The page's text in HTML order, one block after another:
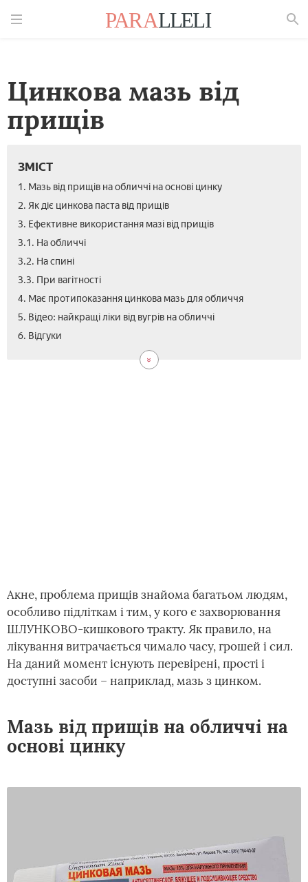
Цинкова мазь від
прищів
ЗМІСТ
1. Мазь від прищів на обличчі на основі цинку
2. Як діє цинкова паста від прищів
3. Ефективне використання мазі від прищів
3.1. На обличчі
3.2. На спині
3.3. При вагітності
4. Має протипоказання цинкова мазь для обличчя
5. Відео: найкращі ліки від вугрів на обличчі
6. Відгуки
Акне, проблема прищів знайома багатьом людям,
особливо підліткам і тим, у кого є захворювання
ШЛУНКОВО-кишкового тракту. Як правило, на
лікування витрачається чимало часу, грошей і сил.
На даний момент існують перевірені, прості і
доступні засоби – наприклад, мазь з цинком.
Мазь від прищів на обличчі на
основі цинку